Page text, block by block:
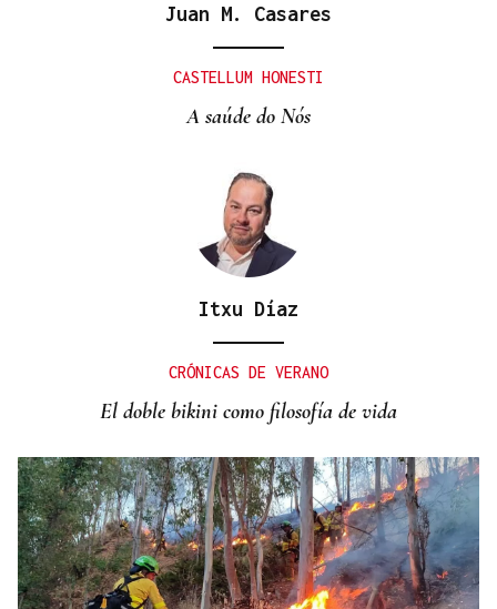
La ourensana Anna Soares roza el podio del
Juan M. Casares
CASTELLUM HONESTI
A saúde do Nós
Itxu Díaz
CRÓNICAS DE VERANO
El doble bikini como filosofía de vida